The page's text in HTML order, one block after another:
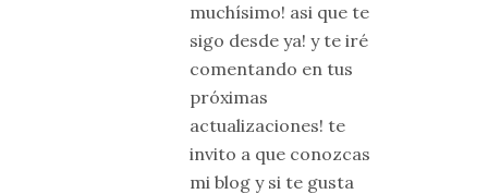
muchísimo! asi que te
sigo desde ya! y te iré
comentando en tus
próximas
actualizaciones! te
invito a que conozcas
mi blog y si te gusta